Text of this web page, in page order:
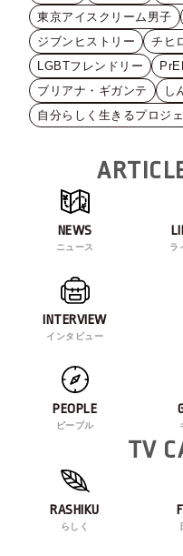
東京アイスクリーム男子
ジブンヒストリー
チヒ
LGBTフレンドリー
ブリアナ・ギガンテ
し
自分らしく生きるプロジ
NEWS
ニュース ラ
INTERVIEW
インタビュー
PEOPLE
ピープル
TV
RASHIKU
らしく